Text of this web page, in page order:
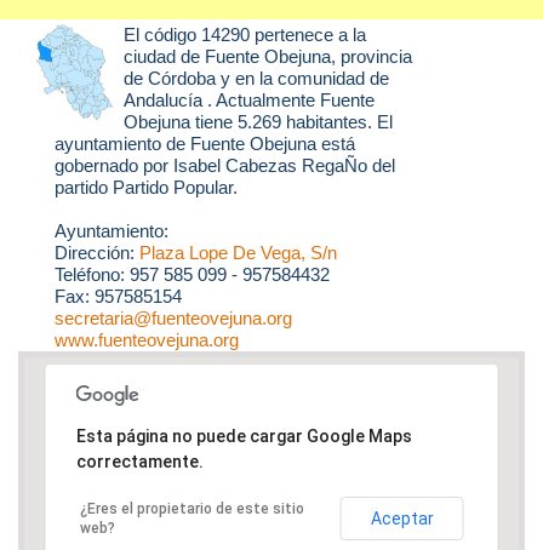
El código 14290 pertenece a la
ciudad de Fuente Obejuna, provincia
de Córdoba y en la comunidad de
Andalucía . Actualmente Fuente
Obejuna tiene 5.269 habitantes. El
ayuntamiento de Fuente Obejuna está
gobernado por Isabel Cabezas RegaÑo del
partido Partido Popular.
Ayuntamiento:
Dirección: Plaza Lope De Vega, S/n
Teléfono: 957 585 099 - 957584432
Fax: 957585154
secretaria@fuenteovejuna.org
www.fuenteovejuna.org
Esta página no puede cargar Google Maps
correctamente.
¿Eres el propietario de este sitio
web?
Aceptar